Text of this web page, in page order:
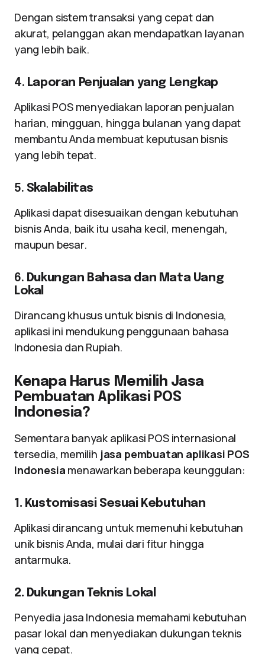
Dengan sistem transaksi yang cepat dan
akurat, pelanggan akan mendapatkan layanan
yang lebih baik.
4. Laporan Penjualan yang Lengkap
Aplikasi POS menyediakan laporan penjualan
harian, mingguan, hingga bulanan yang dapat
membantu Anda membuat keputusan bisnis
yang lebih tepat.
5. Skalabilitas
Aplikasi dapat disesuaikan dengan kebutuhan
bisnis Anda, baik itu usaha kecil, menengah,
maupun besar.
6. Dukungan Bahasa dan Mata Uang
Lokal
Dirancang khusus untuk bisnis di Indonesia,
aplikasi ini mendukung penggunaan bahasa
Indonesia dan Rupiah.
Kenapa Harus Memilih Jasa
Pembuatan Aplikasi POS
Indonesia?
Sementara banyak aplikasi POS internasional
tersedia, memilih jasa pembuatan aplikasi POS
Indonesia menawarkan beberapa keunggulan:
1. Kustomisasi Sesuai Kebutuhan
Aplikasi dirancang untuk memenuhi kebutuhan
unik bisnis Anda, mulai dari fitur hingga
antarmuka.
2. Dukungan Teknis Lokal
Penyedia jasa Indonesia memahami kebutuhan
pasar lokal dan menyediakan dukungan teknis
yang cepat.